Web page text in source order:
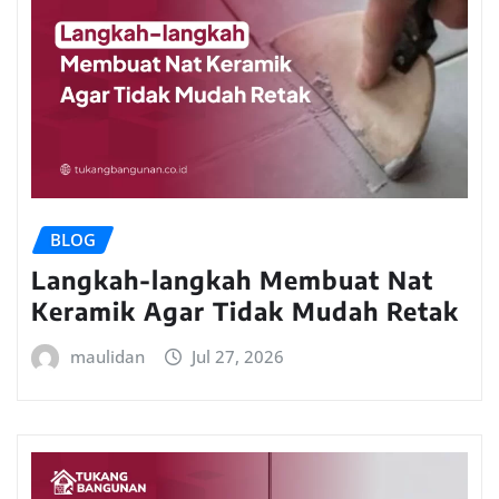
BLOG
Langkah-langkah Membuat Nat
Keramik Agar Tidak Mudah Retak
maulidan Jul 27, 2026